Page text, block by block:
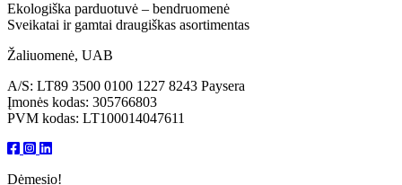
Ekologiška parduotuvė – bendruomenė
Sveikatai ir gamtai draugiškas asortimentas
Žaliuomenė, UAB
A/S: LT89 3500 0100 1227 8243 Paysera
Įmonės kodas: 305766803
PVM kodas: LT100014047611
Dėmesio!